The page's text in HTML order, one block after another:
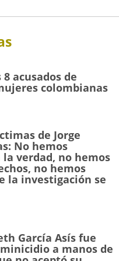
acusados de
colombianas
de Jorge
No hemos
verdad, no hemos
no hemos
la investigación se
García Asís fue
a manos de